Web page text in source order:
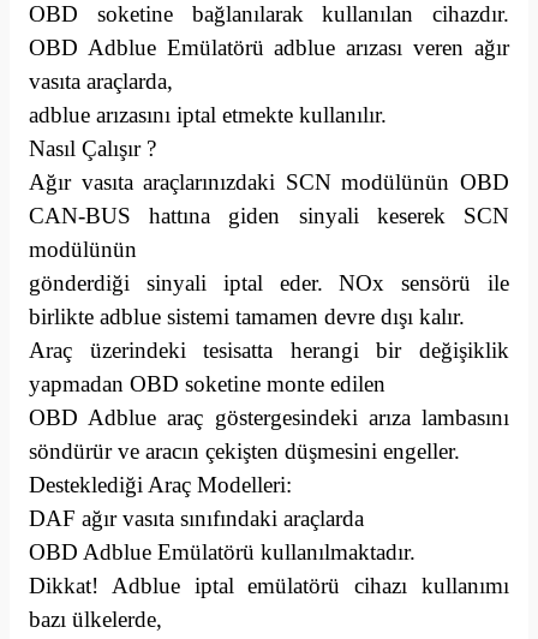
OBD soketine bağlanılarak kullanılan cihazdır.
OBD Adblue Emülatörü adblue arızası veren ağır
vasıta araçlarda,
adblue arızasını iptal etmekte kullanılır.
Nasıl Çalışır ?
Ağır vasıta araçlarınızdaki SCN modülünün OBD
CAN-BUS hattına giden sinyali keserek SCN
modülünün
gönderdiği sinyali iptal eder. NOx sensörü ile
birlikte adblue sistemi tamamen devre dışı kalır.
Araç üzerindeki tesisatta herangi bir değişiklik
yapmadan OBD soketine monte edilen
OBD Adblue araç göstergesindeki arıza lambasını
söndürür ve aracın çekişten düşmesini engeller.
Desteklediği Araç Modelleri:
DAF ağır vasıta sınıfındaki araçlarda
OBD Adblue Emülatörü kullanılmaktadır.
Dikkat! Adblue iptal emülatörü cihazı kullanımı
bazı ülkelerde,